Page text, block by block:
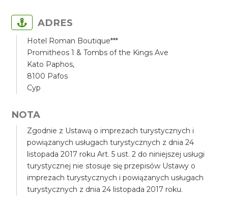
ADRES
Hotel Roman Boutique***
Promitheos 1 & Tombs of the Kings Ave
Kato Paphos,
8100 Pafos
Cyp
NOTA
Zgodnie z Ustawą o imprezach turystycznych i
powiązanych usługach turystycznych z dnia 24
listopada 2017 roku Art. 5 ust. 2 do niniejszej usługi
turystycznej nie stosuje się przepisów Ustawy o
imprezach turystycznych i powiązanych usługach
turystycznych z dnia 24 listopada 2017 roku.